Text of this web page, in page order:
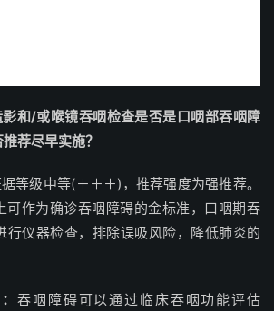
和/或喉镜吞咽检查是否是口咽部吞咽障
荐尽早实施？
等级中等(＋＋＋)，推荐强度为强推荐。
可作为确诊吞咽障碍的金标准，口咽期吞
行仪器检查，排除误吸风险，降低肺炎的
吞咽障碍可以通过临床吞咽功能评估